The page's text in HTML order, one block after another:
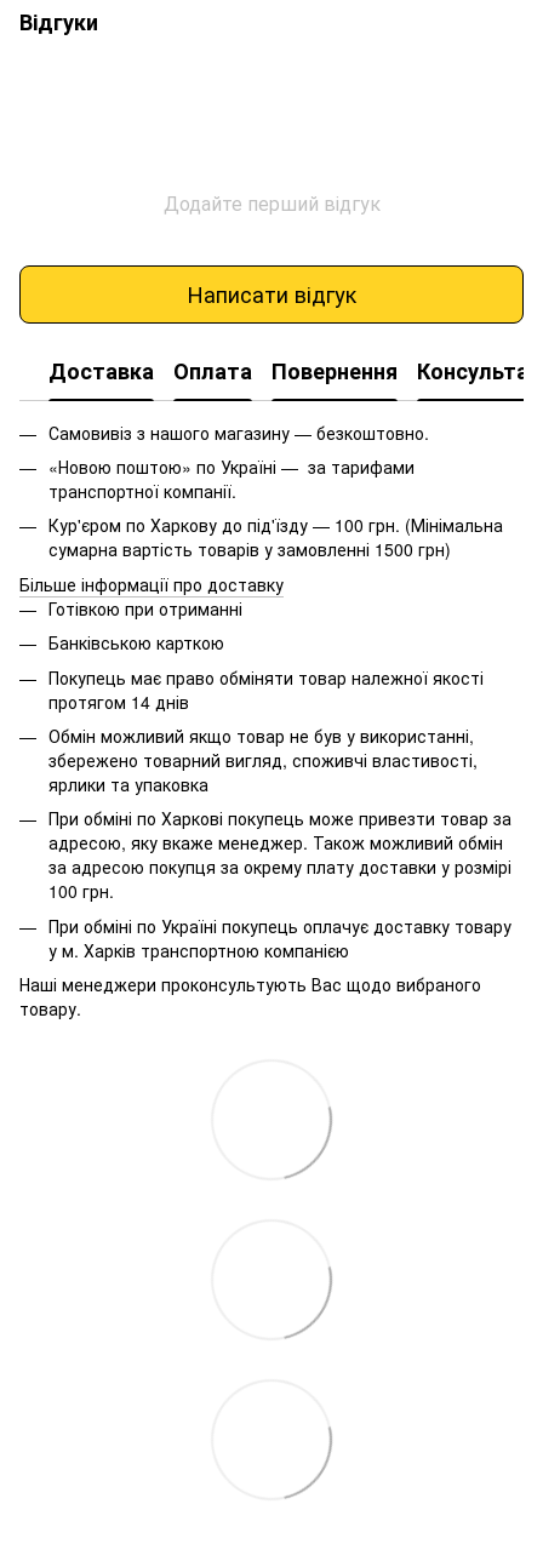
Відгуки
Додайте перший відгук
Написати відгук
Доставка Оплата Повернення
Самовивіз з нашого магазину — безкоштовно.
«Новою поштою» по Україні — за тарифами
транспортної компанії.
Кур'єром по Харкову до під'їзду — 100 грн. (Мінімальна
сумарна вартість товарів у замовленні 1500 грн)
Більше інформації про доставку
Готівкою при отриманні
Банківською карткою
Покупець має право обміняти товар належної якості
протягом 14 днів
Обмін можливий якщо товар не був у використанні,
збережено товарний вигляд, споживчі властивості,
ярлики та упаковка
При обміні по Харкові покупець може привезти товар за
адресою, яку вкаже менеджер. Також можливий обмін
за адресою покупця за окрему плату доставки у розмірі
100 грн.
При обміні по Україні покупець оплачує доставку товару
у м. Харків транспортною компанією
Наші менеджери проконсультують Вас щодо вибраного
товару.